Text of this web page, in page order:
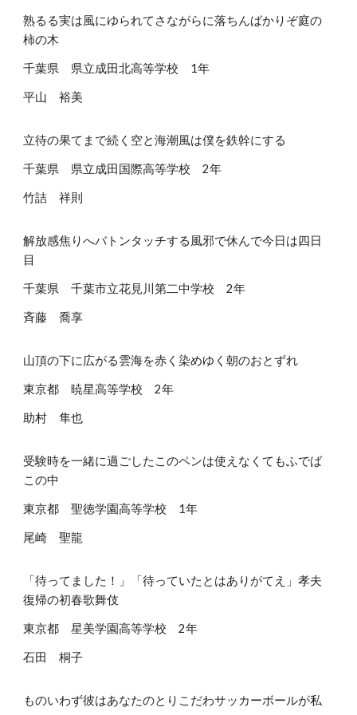
熟るる実は風にゆられてさながらに落ちんばかりぞ庭の
柿の木
千葉県 県立成田北高等学校 1年
平山 裕美
立待の果てまで続く空と海潮風は僕を鉄幹にする
千葉県 県立成田国際高等学校 2年
竹詰 祥則
解放感焦りへバトンタッチする風邪で休んで今日は四日
目
千葉県 千葉市立花見川第二中学校 2年
斉藤 喬享
山頂の下に広がる雲海を赤く染めゆく朝のおとずれ
東京都 暁星高等学校 2年
助村 隼也
受験時を一緒に過ごしたこのペンは使えなくてもふでば
この中
東京都 聖徳学園高等学校 1年
尾崎 聖龍
「待ってました！」「待っていたとはありがてえ」孝夫
復帰の初春歌舞伎
東京都 星美学園高等学校 2年
石田 桐子
ものいわず彼はあなたのとりこだわサッカーボールが私